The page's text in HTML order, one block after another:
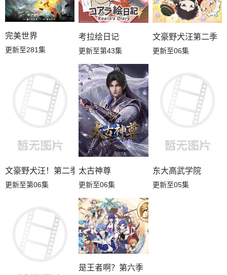
完美世界
更新至281集
考拉绘日记
更新至第43集
文豪野犬汪第二季
更新至06集
文豪野犬汪！第二季
更新至第06集
太古神尊
更新至06集
东大高武学院
更新至05集
是王者啊？第六季